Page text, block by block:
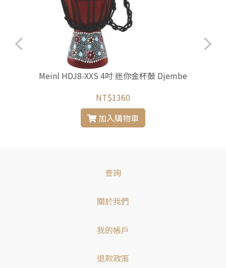
Meinl HDJ8-XXS 4吋 迷你金杯鼓 Djembe
NT$1360
加入購物車
查詢
關於我們
我的帳戶
退款政策